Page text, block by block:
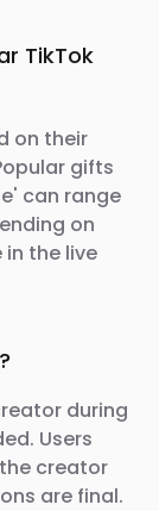
TikTok
on their
gifts
can range
on
the live
during
Users
creator
are final.